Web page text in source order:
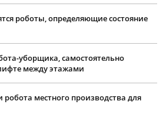
роботы, определяющие состояние
уборщика, самостоятельно
между этажами
робота местного производства для